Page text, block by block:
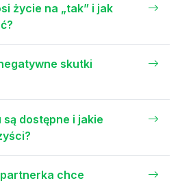
życie na „tak” i jak
skutki
dostępne i jakie
chce